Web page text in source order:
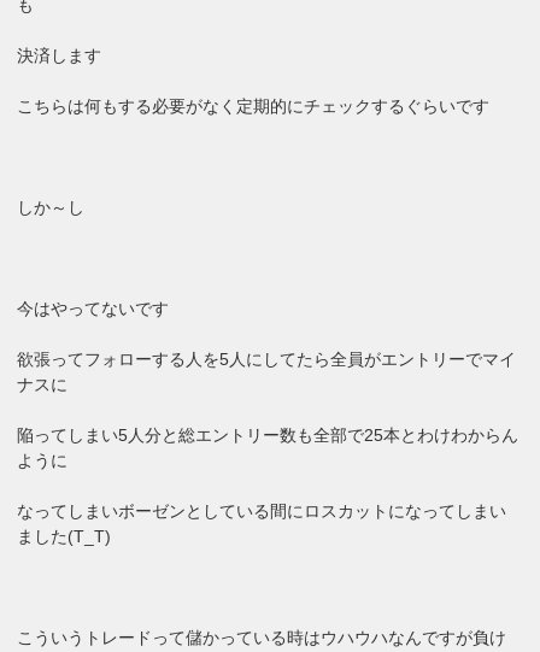
も
決済します
こちらは何もする必要がなく定期的にチェックするぐらいです
しか～し
今はやってないです
欲張ってフォローする人を5人にしてたら全員がエントリーでマイ
ナスに
陥ってしまい5人分と総エントリー数も全部で25本とわけわからん
ように
なってしまいボーゼンとしている間にロスカットになってしまい
ました(T_T)
こういうトレードって儲かっている時はウハウハなんですが負け